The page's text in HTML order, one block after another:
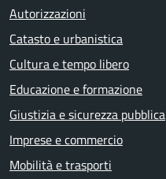
Autorizzazioni
Catasto e urbanistica
Cultura e tempo libero
Educazione e formazione
Giustizia e sicurezza pubblica
Imprese e commercio
Mobilità e trasporti